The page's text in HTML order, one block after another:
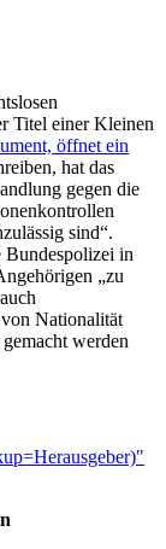
Titel einer Kleinen
öffnet ein
hat das
gegen die
sind“.
Bundespolizei in
„zu
Nationalität
werden